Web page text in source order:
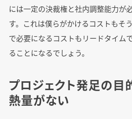
には一定の決裁権と社内調整能力が
す。これは僕らがかけるコストもそ
で必要になるコストもリードタイム
ることになるでしょう。
プロジェクト発足の目
熱量がない